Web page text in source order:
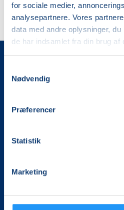
for sociale medier,
analysepartnere. Vores
data med andre oplysninger,
de har indsamlet fra din brug af
Nødvendig
Præferencer
Statistik
Marketing
Det, der er vigtigt for
mere end 100.000 deltagere
foredrag og oplevelser.
LOF Midtjylland